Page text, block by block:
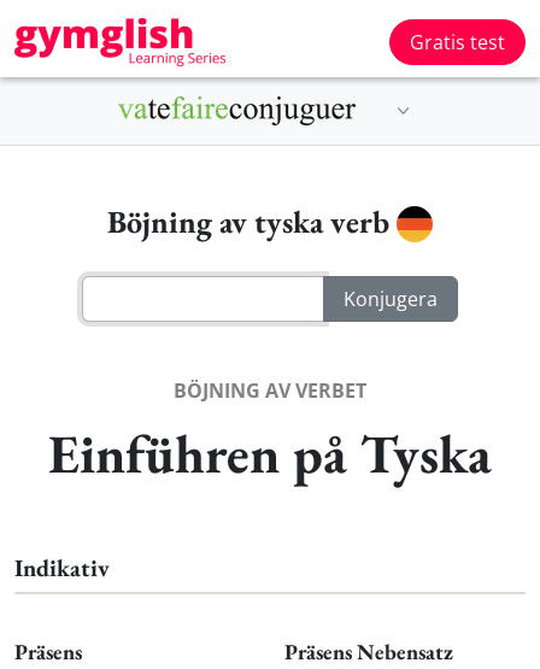
Gratis test
Böjning av tyska verb
BÖJNING AV VERBET
Einführen på Tyska
Indikativ
Präsens Präsens Nebensatz